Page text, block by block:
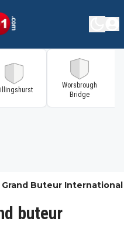
Worsbrough
Bridge
Grand Buteur International
buteur